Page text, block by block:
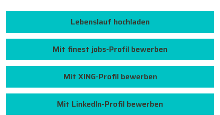
Lebenslauf hochladen
Mit finest jobs-Profil bewerben
Mit XING-Profil bewerben
Mit LinkedIn-Profil bewerben